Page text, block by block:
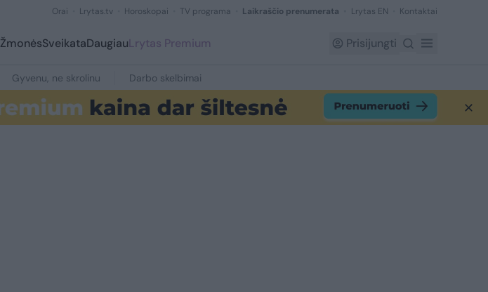
Orai Lrytas.tv Horoskopai TV programa Laikraščio prenumerata Lrytas EN Kontaktai
ŽmonėsSveikataDaugiauLrytas Premium Prisijungti
Gyvenu, ne skrolinu Darbo skelbimai